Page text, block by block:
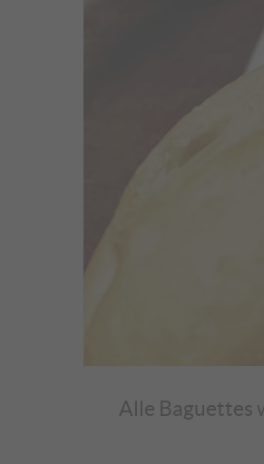
Alle Baguettes